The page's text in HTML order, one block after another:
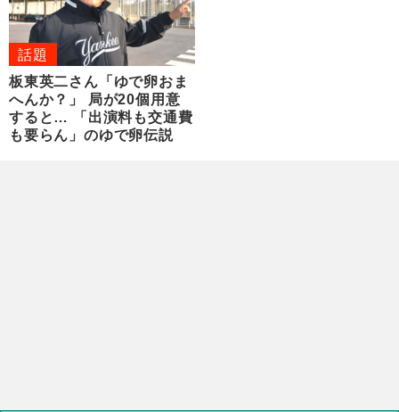
話題
板東英二さん「ゆで卵おま
へんか？」 局が20個用意
すると… 「出演料も交通費
も要らん」のゆで卵伝説